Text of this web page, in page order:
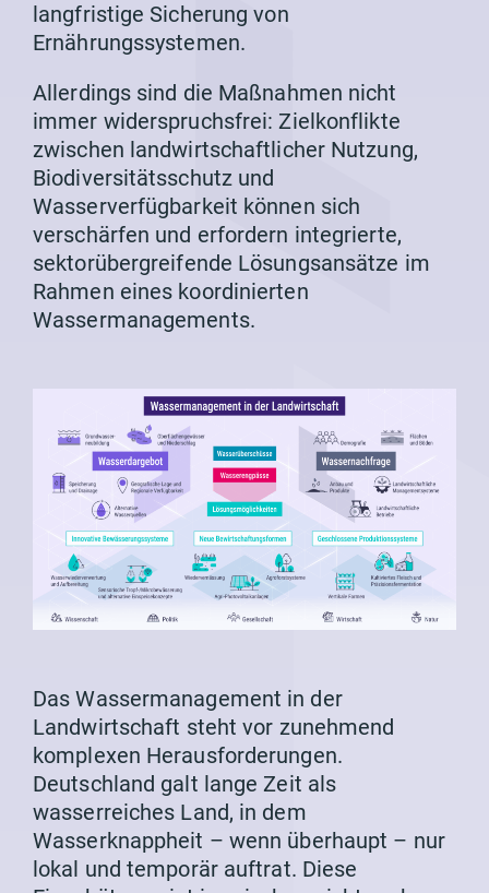
langfristige Sicherung von
Ernährungssystemen.
Allerdings sind die Maßnahmen nicht
immer widerspruchsfrei: Zielkonflikte
zwischen landwirtschaftlicher Nutzung,
Biodiversitätsschutz und
Wasserverfügbarkeit können sich
verschärfen und erfordern integrierte,
sektorübergreifende Lösungsansätze im
Rahmen eines koordinierten
Wassermanagements.
Das Wassermanagement in der
Landwirtschaft steht vor zunehmend
komplexen Herausforderungen.
Deutschland galt lange Zeit als
wasserreiches Land, in dem
Wasserknappheit – wenn überhaupt – nur
lokal und temporär auftrat. Diese